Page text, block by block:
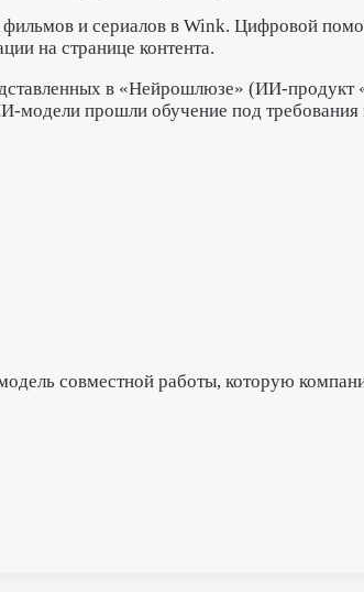
фильмов и сериалов в Wink. Цифровой
на странице контента.
в «Нейрошлюзе» (ИИ-продукт
модели прошли обучение под
совместной работы, которую